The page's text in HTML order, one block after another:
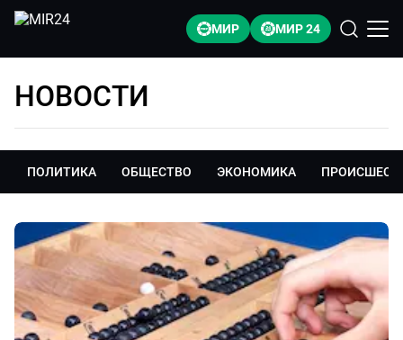
МИР МИР 24
НОВОСТИ
ПОЛИТИКА ОБЩЕСТВО ЭКОНОМИКА